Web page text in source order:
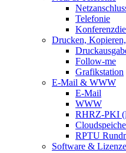
Telefonie
Drucken,
Follow-me
Grafikstation
E-Mail & WWW
E-Mail
WWW
RHRZ-PKI
RPTU
Software &